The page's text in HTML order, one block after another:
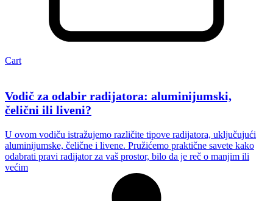
Cart
Vodič za odabir radijatora: aluminijumski,
čelični ili liveni?
U ovom vodiču istražujemo različite tipove radijatora, uključujući
aluminijumske, čelične i livene. Pružićemo praktične savete kako
odabrati pravi radijator za vaš prostor, bilo da je reč o manjim ili
većim